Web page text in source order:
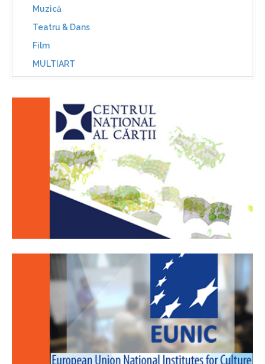
Muzică
Teatru & Dans
Film
MULTIART